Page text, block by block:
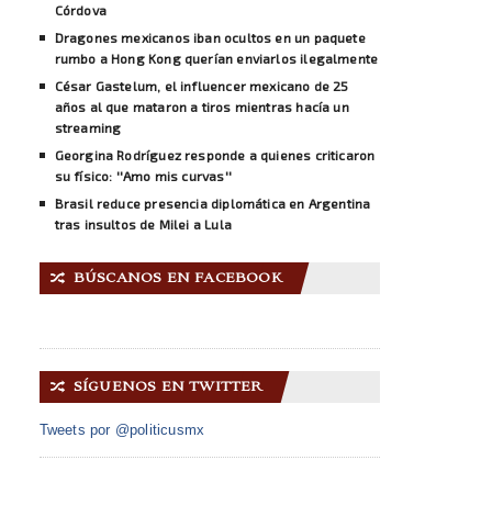
Córdova
Dragones mexicanos iban ocultos en un paquete
rumbo a Hong Kong querían enviarlos ilegalmente
César Gastelum, el influencer mexicano de 25
años al que mataron a tiros mientras hacía un
streaming
Georgina Rodríguez responde a quienes criticaron
su físico: ''Amo mis curvas''
Brasil reduce presencia diplomática en Argentina
tras insultos de Milei a Lula
🔀 BÚSCANOS EN FACEBOOK
🔀 SÍGUENOS EN TWITTER
Tweets por @politicusmx